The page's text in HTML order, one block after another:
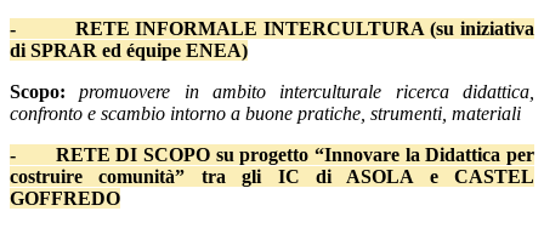
- RETE INFORMALE INTERCULTURA (su iniziativa
di SPRAR ed équipe ENEA)
Scopo:
promuovere in ambito interculturale ricerca didattica,
confronto e scambio intorno a buone pratiche, strumenti, materiali
- RETE DI SCOPO su progetto “Innovare la Didattica per
costruire comunità” tra gli IC di ASOLA e CASTEL
GOFFREDO